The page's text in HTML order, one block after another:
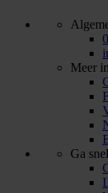
Meer
Ga